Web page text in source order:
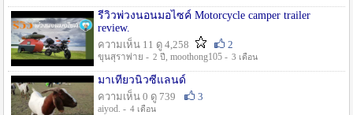
รีวิวพ่วงนอนมอไซค์ Motorcycle camper trailer
review.
ความเห็น 11 ดู 4,258
2
ขุนสุราพ่าย - 2 ปี , moothong105 - 3 เดือน
มาเที่ยวนิวซีแลนด์
ความเห็น 0 ดู 739
3
aiyod. - 4 เดือน